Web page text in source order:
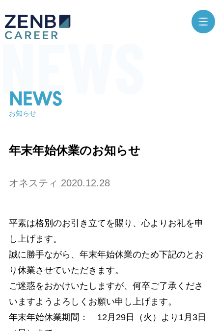
NEWS
お知らせ
年末年始休業のお知らせ
オネスティ 2020.12.28
平素は格別のお引き立てを賜り、心よりお礼を申
し上げます。
誠に勝手ながら、年末年始休業のため下記のとお
り休業させていただきます。
ご迷惑をおかけいたしますが、何卒ご了承くださ
いますようよろしくお願い申し上げます。
年末年始休業期間： 12月29日（火）より1月3日